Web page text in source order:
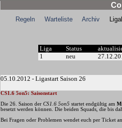
Regeln Warteliste Archiv
Liga Status
1
neu
05.10.2012 - Ligastart Saison 26
CS1.6 5on5: Saisonstart
Die 26. Saison der CS1.6 5on5 startet endgültig am
besetzt werden können. Die beiden Squads, die bis
Bei Fragen oder Problemen wendet euch per Ticket